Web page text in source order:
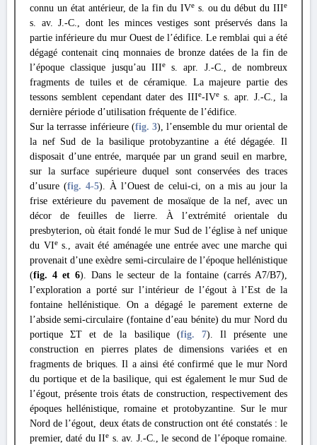
connu un état antérieur, de la fin du IVes. ou du début du IIIe
s. av. J.-C., dont les minces vestiges sont préservés dans la
partie inférieure du mur Ouest de l’édifice. Le remblai qui a été
dégagé contenait cinq monnaies de bronze datées de la fin de
l’époque classique jusqu’au IIIes. apr. J.-C., de nombreux
fragments de tuiles et de céramique. La majeure partie des
tessons semblent cependant dater des IIIe-IVes. apr. J.-C., la
dernière période d’utilisation fréquente de l’édifice.
Sur la terrasse inférieure (fig. 3), l’ensemble du mur oriental de
la nef Sud de la basilique protobyzantine a été dégagée. Il
disposait d’une entrée, marquée par un grand seuil en marbre,
sur la surface supérieure duquel sont conservées des traces
d’usure (fig. 4-5). À l’Ouest de celui-ci, on a mis au jour la
frise extérieure du pavement de mosaïque de la nef, avec un
décor de feuilles de lierre. À l’extrémité orientale du
presbyterion, où était fondé le mur Sud de l’église à nef unique
du VIes., avait été aménagée une entrée avec une marche qui
provenait d’une exèdre semi-circulaire de l’époque hellénistique
(fig. 4 et 6). Dans le secteur de la fontaine (carrés A7/B7),
l’exploration a porté sur l’intérieur de l’égout à l’Est de la
fontaine hellénistique. On a dégagé le parement externe de
l’abside semi-circulaire (fontaine d’eau bénite) du mur Nord du
portique ΣΤ et de la basilique (fig. 7). Il présente une
construction en pierres plates de dimensions variées et en
fragments de briques. Il a ainsi été confirmé que le mur Nord
du portique et de la basilique, qui est également le mur Sud de
l’égout, présente trois états de construction, respectivement des
époques hellénistique, romaine et protobyzantine. Sur le mur
Nord de l’égout, deux états de construction ont été constatés : le
premier, daté du IIe s. av. J.-C., le second de l’époque romaine.